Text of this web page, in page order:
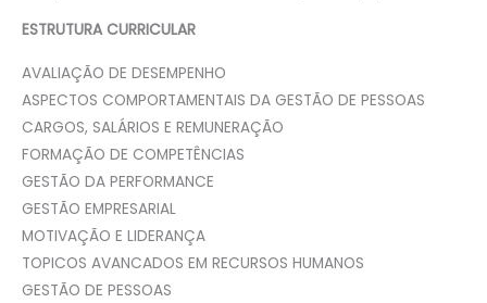
ESTRUTURA CURRICULAR
AVALIAÇÃO DE DESEMPENHO
ASPECTOS COMPORTAMENTAIS DA GESTÃO DE PESSOAS
CARGOS, SALÁRIOS E REMUNERAÇÃO
FORMAÇÃO DE COMPETÊNCIAS
GESTÃO DA PERFORMANCE
GESTÃO EMPRESARIAL
MOTIVAÇÃO E LIDERANÇA
TOPICOS AVANCADOS EM RECURSOS HUMANOS
GESTÃO DE PESSOAS